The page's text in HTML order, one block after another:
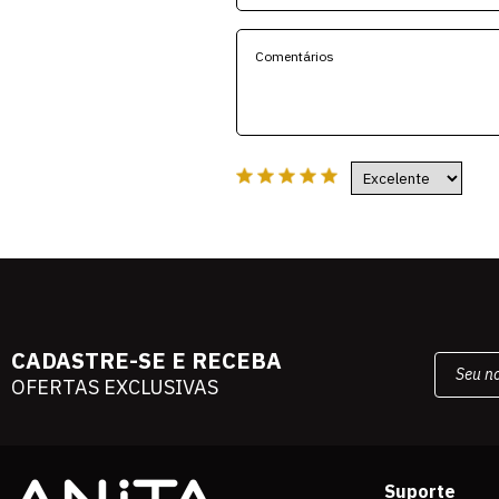
CADASTRE-SE E RECEBA
OFERTAS EXCLUSIVAS
Suporte